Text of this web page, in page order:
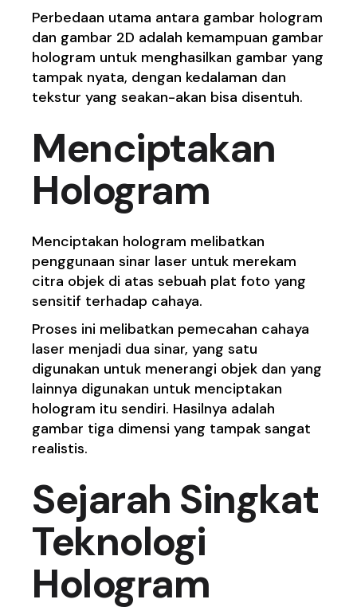
Perbedaan utama antara gambar hologram
dan gambar 2D adalah kemampuan gambar
hologram untuk menghasilkan gambar yang
tampak nyata, dengan kedalaman dan
tekstur yang seakan-akan bisa disentuh.
Menciptakan
Hologram
Menciptakan hologram melibatkan
penggunaan sinar laser untuk merekam
citra objek di atas sebuah plat foto yang
sensitif terhadap cahaya.
Proses ini melibatkan pemecahan cahaya
laser menjadi dua sinar, yang satu
digunakan untuk menerangi objek dan yang
lainnya digunakan untuk menciptakan
hologram itu sendiri. Hasilnya adalah
gambar tiga dimensi yang tampak sangat
realistis.
Sejarah Singkat
Teknologi
Hologram